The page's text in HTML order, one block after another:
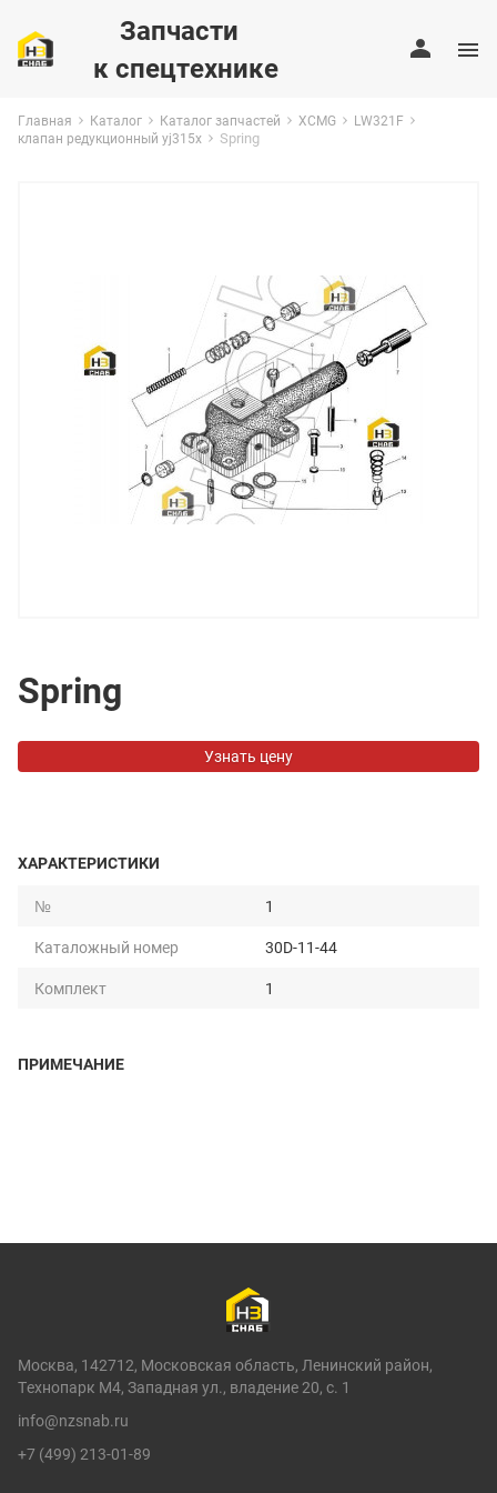
Запчасти
к спецтехнике
Главная Каталог Каталог запчастей XCMG
LW321F
клапан редукционный yj315x
Spring
Spring
Узнать цену
ХАРАКТЕРИСТИКИ
№
1
Каталожный номер
30D-11-44
Комплект
1
ПРИМЕЧАНИЕ
Москва, 142712, Московская область, Ленинский район,
Технопарк М4, Западная ул., владение 20, с. 1
info@nzsnab.ru
+7 (499) 213-01-89